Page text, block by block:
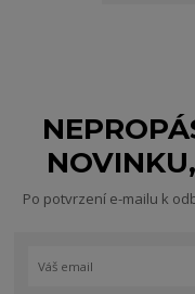
Po potvrzení e-mailu k